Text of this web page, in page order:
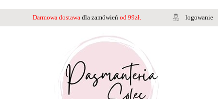
Darmowa dostawa dla zamówień od 99zł. logowanie